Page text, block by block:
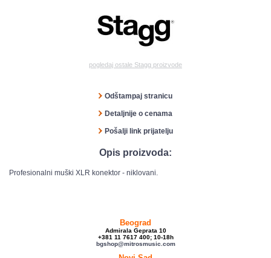
pogledaj ostale Stagg proizvode
Odštampaj stranicu
Detaljnije o cenama
Pošalji link prijatelju
Opis proizvoda:
Profesionalni muški XLR konektor - niklovani.
Beograd
Admirala Geprata 10
+381 11 7617 400; 10-18h
bgshop@mitrosmusic.com